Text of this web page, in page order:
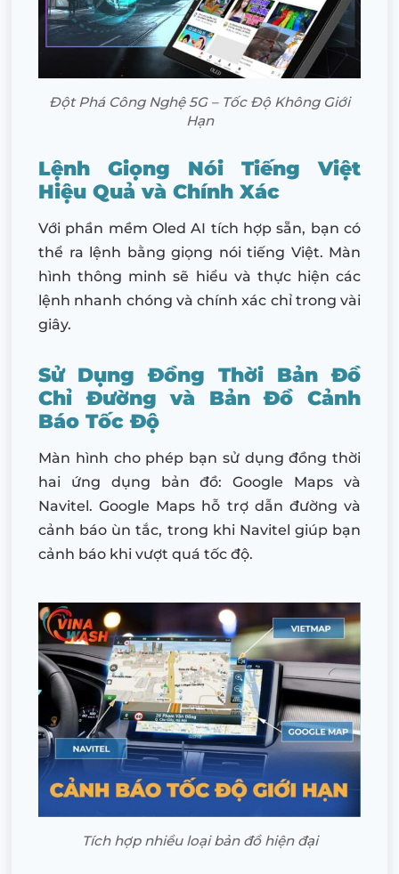
Đột Phá Công Nghệ 5G – Tốc Độ Không Giới
Hạn
Lệnh Giọng Nói Tiếng Việt
Hiệu Quả và Chính Xác
Với phần mềm Oled AI tích hợp sẵn, bạn có
thể ra lệnh bằng giọng nói tiếng Việt. Màn
hình thông minh sẽ hiểu và thực hiện các
lệnh nhanh chóng và chính xác chỉ trong vài
giây.
Sử Dụng Đồng Thời Bản Đồ
Chỉ Đường và Bản Đồ Cảnh
Báo Tốc Độ
Màn hình cho phép bạn sử dụng đồng thời
hai ứng dụng bản đồ: Google Maps và
Navitel. Google Maps hỗ trợ dẫn đường và
cảnh báo ùn tắc, trong khi Navitel giúp bạn
cảnh báo khi vượt quá tốc độ.
Tích hợp nhiều loại bản đồ hiện đại